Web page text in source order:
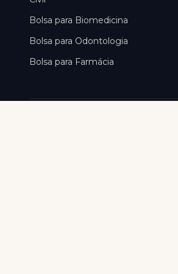
Bolsa para Biomedicina
Bolsa para Odontologia
Bolsa para Farmácia